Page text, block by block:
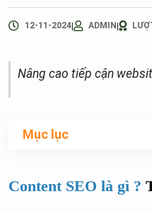
12-11-2024| ADMIN|
Nâng cao tiếp cận
Mục lục
Content SEO là gì ?